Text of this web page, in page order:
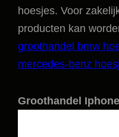
hoesjes. Voor
producten kan
groothandel bmw
mercedes-benz
Groothandel